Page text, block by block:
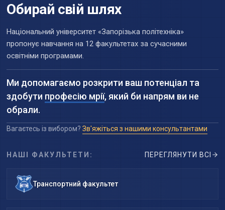
Обирай свій шлях
Національний університет «Запорізька політехніка»
пропонує навчання на 12 факультетах за сучасними
освітніми програмами.
Ми допомагаємо розкрити ваш потенціал та
здобутипрофесію мрії, який би напрям ви не
обрали.
Вагаєтесь із вибором?Зв'яжіться з нашими консультантами
НАШІ ФАКУЛЬТЕТИ: ПЕРЕГЛЯНУТИ ВСІ
Транспортний факультет